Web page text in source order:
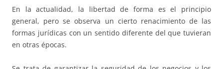
En la actualidad, la libertad de forma es el principio
general, pero se observa un cierto renacimiento de las
formas jurídicas con un sentido diferente del que tuvieran
en otras épocas.